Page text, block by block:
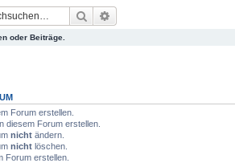
Suche
oder Beiträge.
Forum erstellen.
diesem Forum erstellen.
nicht ändern.
nicht löschen.
Forum erstellen.